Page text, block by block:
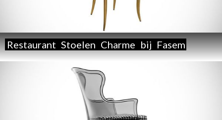
Restaurant Stoelen Charme bij Fasem